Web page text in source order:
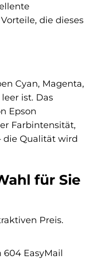
die dieses
Cyan, Magenta,
ist. Das
Epson
Farbintensität,
die Qualität wird
für Sie
Preis.
EasyMail